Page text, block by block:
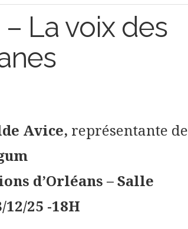
La voix des
Avice, représentante de
d’Orléans – Salle
12/25 -18H